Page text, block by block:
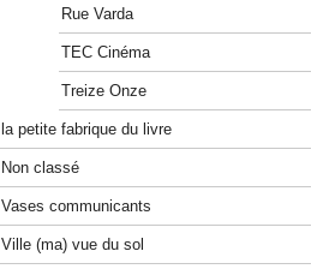
Rue Varda
TEC Cinéma
Treize Onze
la petite fabrique du livre
Non classé
Vases communicants
Ville (ma) vue du sol